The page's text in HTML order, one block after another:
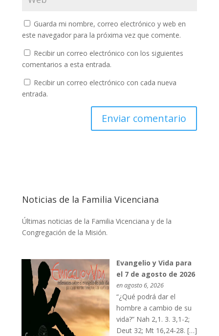
Guarda mi nombre, correo electrónico y web en
este navegador para la próxima vez que comente.
Recibir un correo electrónico con los siguientes
comentarios a esta entrada.
Recibir un correo electrónico con cada nueva
entrada.
Noticias de la Familia Vicenciana
Últimas noticias de la Familia Vicenciana y de la
Congregación de la Misión.
Evangelio y Vida para
el 7 de agosto de 2026
en agosto 6, 2026
“¿Qué podrá dar el
hombre a cambio de su
vida?” Nah 2,1. 3. 3,1-2;
Deut 32; Mt 16,24-28. […]